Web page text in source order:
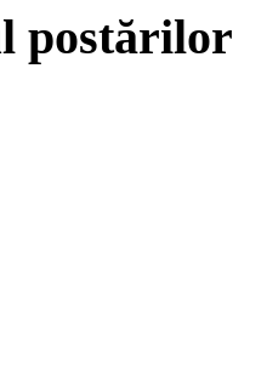
postărilor